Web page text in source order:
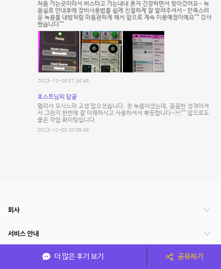
처음 가는곳이라서 버스타고 가는내내 혼자 긴장하면서 찾아갔어요~ 녹
음실로 안내후에 장비사용법을 쉽게 친절하게 잘 알려주셔서~ 만족스러
운 녹음을 내방처럼 마음편하게 해서 앞으로 계속 이용예정이예요^^ 감사
했습니다^^
2023-12-06 07:34:46
호스트님의 답글
멀리서 오시느라 고생 많으셨습니다. 첫 녹음이셨는데, 꼼꼼한 성격이셔
서 그런지 한번에 잘 이해하시고 사용하셔서 뿌듯합니다~^^ 앞으로도
좋은 작업 화이팅입니다.
2023-12-06 20:09:49
더 많은 후기 보기 공유하기
회사
서비스 안내